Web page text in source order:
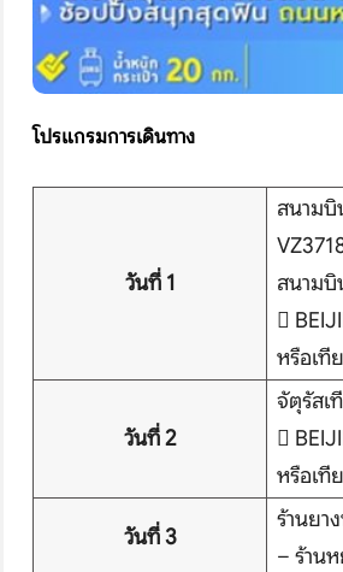
โปรแกรมการเดินทาง
วันที่ 1
สนามบิ
สนามบิ

หรือเที
วันที่ 2
จัตุรัสเ

หรือเที
วันที่ 3
ร้านยา
– ร้าน